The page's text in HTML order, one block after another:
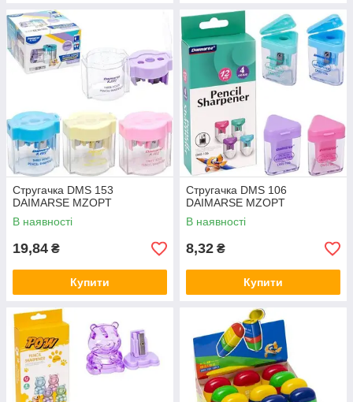
Стругачка DMS 153
DAIMARSE MZOPT
В наявності
19,84 ₴
Купити
Стругачка DMS 106
DAIMARSE MZOPT
В наявності
8,32 ₴
Купити